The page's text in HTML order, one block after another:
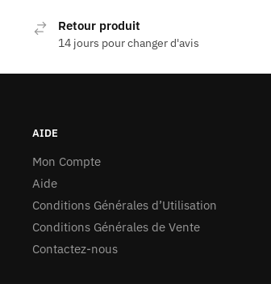
Retour produit
14 jours pour changer d'avis
AIDE
Mon Compte
Aide
Conditions Générales d’Utilisation
Conditions Générales de Vente
Contactez-nous